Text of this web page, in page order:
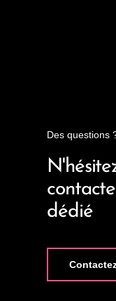
Des questions
dédié